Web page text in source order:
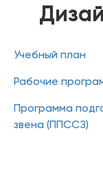
Учебный план
Рабочие
Программа
звена (ППССЗ)